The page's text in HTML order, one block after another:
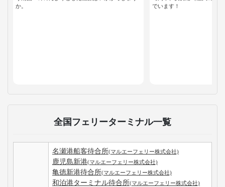
か。
でいます！
全国フェリーターミナル一覧
名瀬港船客待合所(マルエーフェリー株式会社)
鹿児島新港(マルエーフェリー株式会社)
亀徳新港待合所(マルエーフェリー株式会社)
和泊港ターミナル待合所(マルエーフェリー株式会社)